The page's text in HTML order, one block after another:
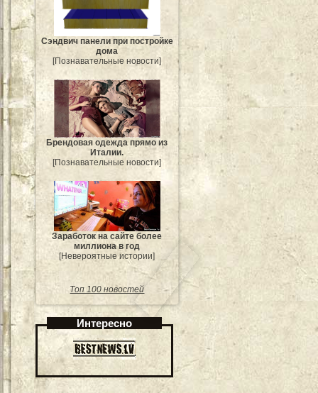
Сэндвич панели при постройке
дома
[Познавательные новости]
Брендовая одежда прямо из
Италии.
[Познавательные новости]
Заработок на сайте более
миллиона в год
[Невероятные истории]
Топ 100 новостей
Интересно